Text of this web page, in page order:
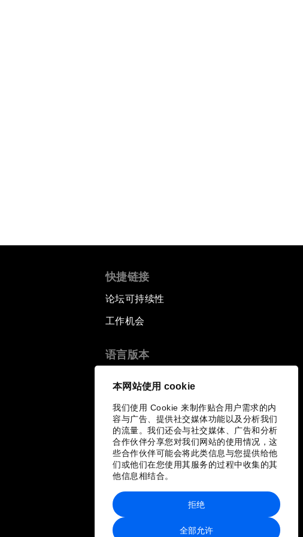
本网站使用 cookie
我们使用 Cookie 来制作贴合用户需求的内
容与广告、提供社交媒体功能以及分析我们
的流量。我们还会与社交媒体、广告和分析
合作伙伴分享您对我们网站的使用情况，这
些合作伙伴可能会将此类信息与您提供给他
们或他们在您使用其服务的过程中收集的其
他信息相结合。
全部允许
拒绝
快捷链接
论坛可持续性
工作机会
语言版本